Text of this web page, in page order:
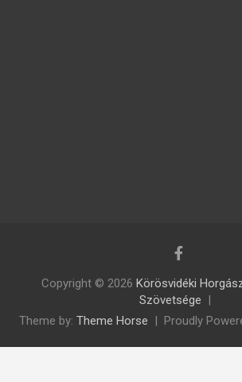
Copyright © 2026 Körösvidéki
Szövetsége
Theme by: Theme Horse Proudly